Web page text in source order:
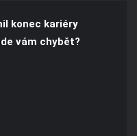
konec kariéry
vám chybět?